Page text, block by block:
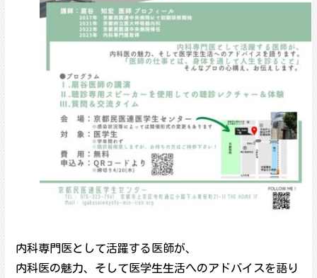
内科専門医として活躍する医師が、
内科医の魅力、そして医学生生活へのアドバイスを語り